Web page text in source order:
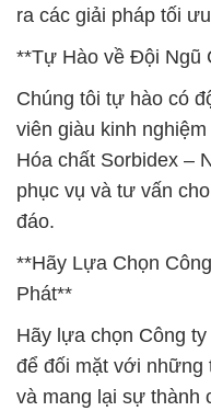
ra các giải pháp tối
**Tự Hào về Đội Ngũ
Chúng tôi tự hào có
viên giàu kinh
Hóa chất Sorbidex –
phục vụ và tư vấn
đáo.
**Hãy Lựa Chọn
Phát**
Hãy lựa chọn Công
để đối mặt với những
và mang lại sự thành